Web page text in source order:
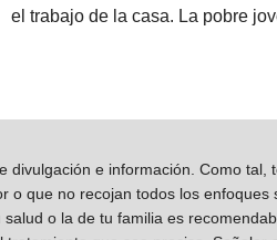
el trabajo de la casa. La pobre
divulgación e información. Como
o que no recojan todos los
o la de tu familia es